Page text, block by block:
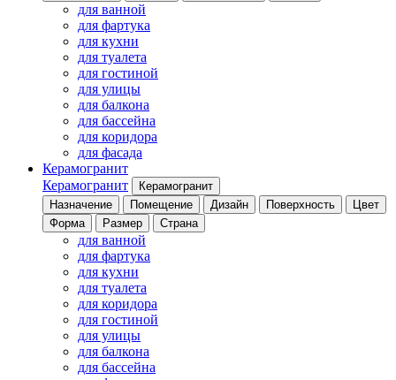
для ванной
для фартука
для кухни
для туалета
для гостиной
для улицы
для балкона
для бассейна
для коридора
для фасада
Керамогранит
Керамогранит
Керамогранит
Назначение
Помещение Дизайн Поверхность
Цвет
Форма
Размер Страна
для ванной
для фартука
для кухни
для туалета
для коридора
для гостиной
для улицы
для балкона
для бассейна